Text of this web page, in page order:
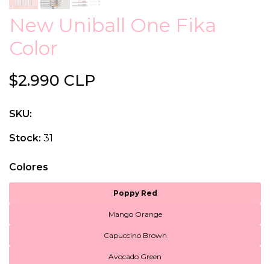
New Uniball One Fika
Color
$2.990 CLP
SKU:
Stock: 31
Colores
Poppy Red
Mango Orange
Capuccino Brown
Avocado Green